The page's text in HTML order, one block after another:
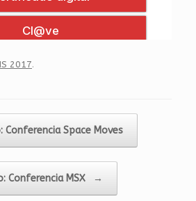
2017.
Conferencia Space Moves
Conferencia MSX →